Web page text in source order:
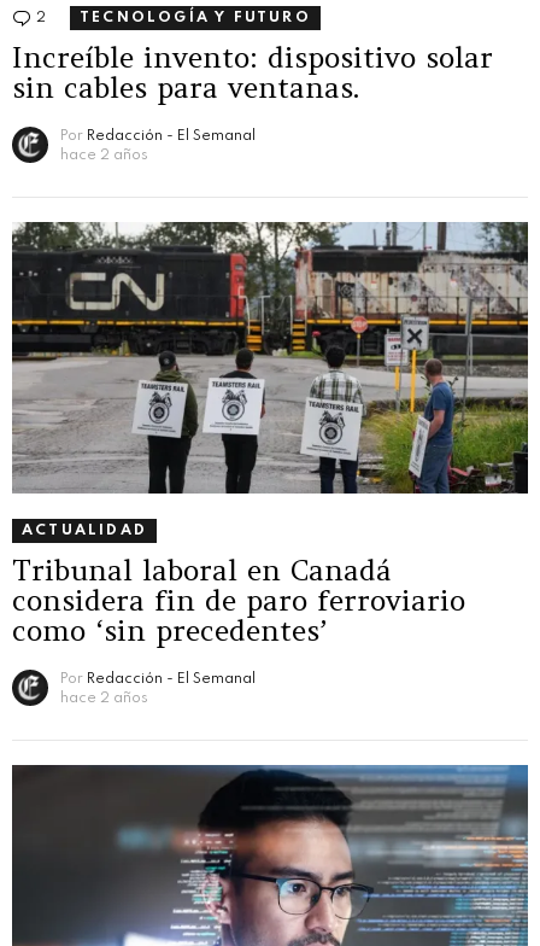
2 Comentarios
TECNOLOGÍA Y FUTURO
Increíble invento: dispositivo solar
sin cables para ventanas.
Por Redacción - El Semanal
hace 2 años
ACTUALIDAD
Tribunal laboral en Canadá
considera fin de paro ferroviario
como ‘sin precedentes’
Por Redacción - El Semanal
hace 2 años